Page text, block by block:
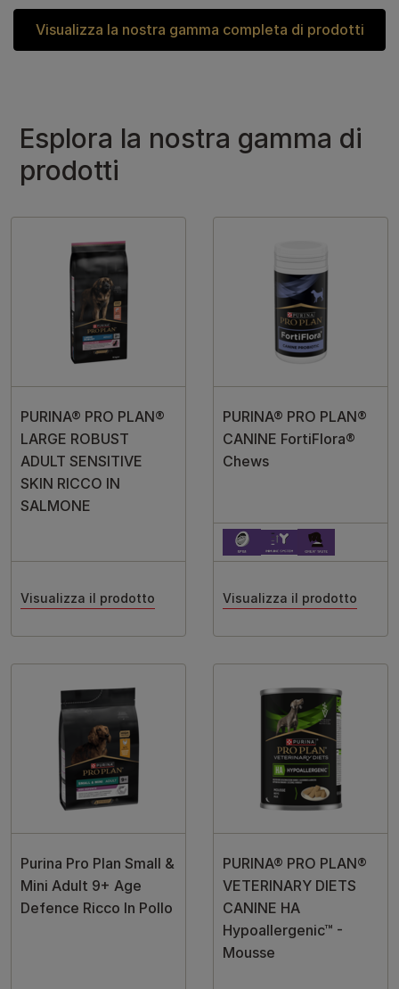
Visualizza la nostra gamma completa di prodotti
Esplora la nostra gamma di
prodotti
PURINA® PRO PLAN®
LARGE ROBUST
ADULT SENSITIVE
SKIN RICCO IN
SALMONE
Visualizza il prodotto
PURINA® PRO PLAN®
CANINE FortiFlora®
Chews
Visualizza il prodotto
Purina Pro Plan Small &
Mini Adult 9+ Age
Defence Ricco In Pollo
PURINA® PRO PLAN®
VETERINARY DIETS
CANINE HA
Hypoallergenic™ -
Mousse